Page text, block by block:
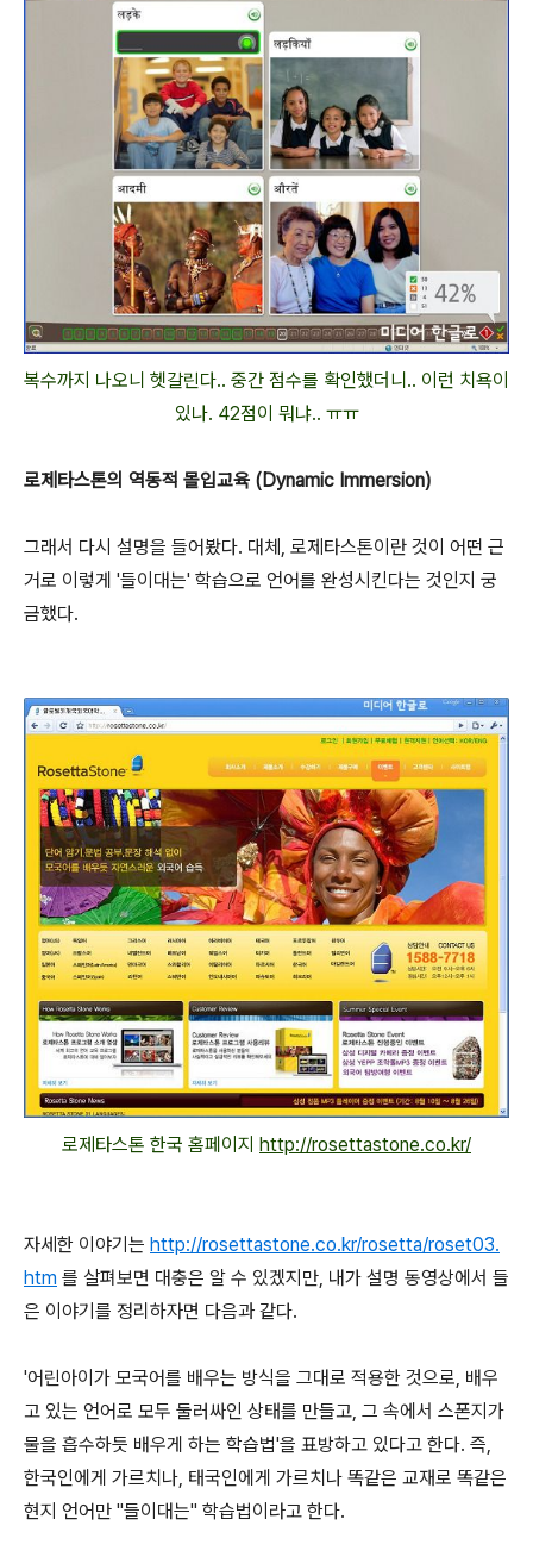
복수까지 나오니 헷갈린다.. 중간 점수를 확인했더니.. 이런 치욕이
있나. 42점이 뭐냐.. ㅠㅠ
로제타스톤의 역동적 몰입교육 (Dynamic Immersion)
그래서 다시 설명을 들어봤다. 대체, 로제타스톤이란 것이 어떤 근
거로 이렇게 '들이대는' 학습으로 언어를 완성시킨다는 것인지 궁
금했다.
로제타스톤 한국 홈페이지 http://rosettastone.co.kr/
자세한 이야기는 http://rosettastone.co.kr/rosetta/roset03.
htm 를 살펴보면 대충은 알 수 있겠지만, 내가 설명 동영상에서 들
은 이야기를 정리하자면 다음과 같다.
'어린아이가 모국어를 배우는 방식을 그대로 적용한 것으로, 배우
고 있는 언어로 모두 둘러싸인 상태를 만들고, 그 속에서 스폰지가
물을 흡수하듯 배우게 하는 학습법'을 표방하고 있다고 한다. 즉,
한국인에게 가르치나, 태국인에게 가르치나 똑같은 교재로 똑같은
현지 언어만 "들이대는" 학습법이라고 한다.